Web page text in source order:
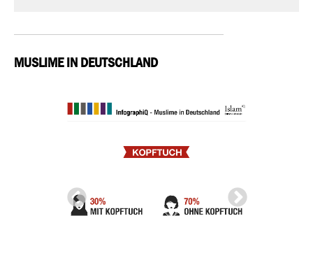
MUSLIME IN DEUTSCHLAND